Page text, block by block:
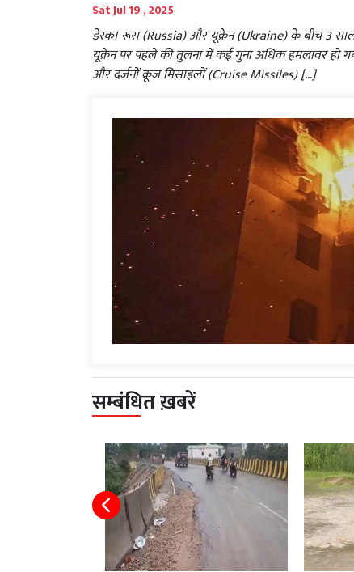
Sat Jul 19 , 2025
डेस्क। रूस (Russia) और यूक्रेन (Ukraine) के बीच 3
यूक्रेन पर पहले की तुलना में कई गुना अधिक हमलावर हो
और दर्जनों क्रूज मिसाइलों (Cruise Missiles) […]
सम्बंधित ख़बरें